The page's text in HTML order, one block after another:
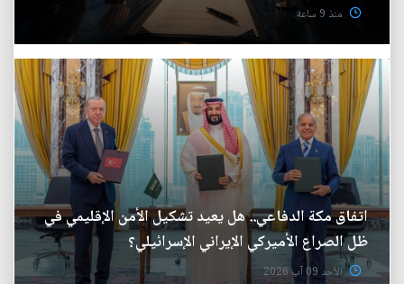
منذ 9 ساعة
اتفاق مكة الدفاعي.. هل يعيد تشكيل الأمن الإقليمي في
ظل الصراع الأميركي الإيراني الإسرائيلي؟
الأحد 09 آب 2026